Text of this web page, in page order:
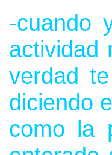
-cuando
actividad
verdad
diciendo
como la